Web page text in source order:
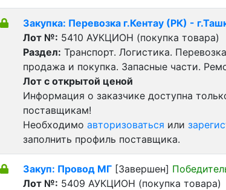
Закупка: Перевозка г.Кентау (РК) -
Лот №: 5410 АУКЦИОН (покупка товара)
Раздел: Транспорт. Логистика.
продажа и покупка. Запасные части.
Лот с открытой ценой
Информация о заказчике доступна
поставщикам!
Необходимо авторизоваться или
заполнить профиль поставщика.
Закуп: Провод МГ [Завершен]
Лот №: 5409 АУКЦИОН (покупка товара)